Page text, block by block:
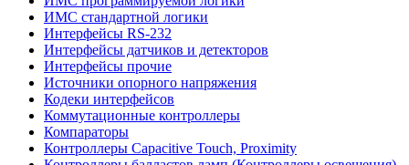
ИМС стандартной логики
Интерфейсы RS-232
Интерфейсы датчиков и детекторов
Интерфейсы прочие
Источники опорного напряжения
Кодеки интерфейсов
Коммутационные контроллеры
Компараторы
Контроллеры Capacitive Touch, Proximity